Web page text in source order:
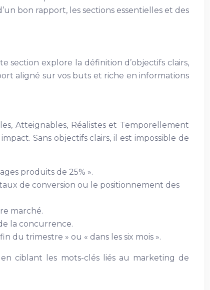
bon rapport, les sections essentielles et des
section explore la définition d’objectifs clairs,
aligné sur vos buts et riche en informations
Atteignables, Réalistes et Temporellement
Sans objectifs clairs, il est impossible de
produits de 25% ».
de conversion ou le positionnement des
marché.
la concurrence.
du trimestre » ou « dans les six mois ».
ciblant les mots-clés liés au marketing de